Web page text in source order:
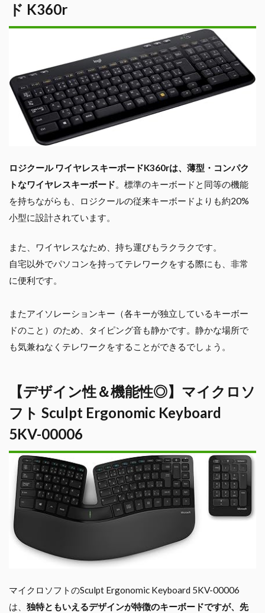
ド K360r
ロジクール ワイヤレスキーボードK360rは、薄型・コンパク
トなワイヤレスキーボード。標準のキーボードと同等の機能
を持ちながらも、ロジクールの従来キーボードよりも約20%
小型に設計されています。
また、ワイヤレスなため、持ち運びもラクラクです。
自宅以外でパソコンを持ってテレワークをする際にも、非常
に便利です。
またアイソレーションキー（各キーが独立しているキーボー
ドのこと）のため、タイピング音も静かです。静かな場所で
も気兼ねなくテレワークをすることができるでしょう。
【デザイン性＆機能性◎】マイクロソ
フト Sculpt Ergonomic Keyboard
5KV-00006
マイクロソフトのSculpt Ergonomic Keyboard 5KV-00006
は、 独特ともいえるデザインが特徴のキーボードですが、先